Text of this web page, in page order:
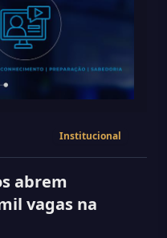
Institucional
abrem
vagas na